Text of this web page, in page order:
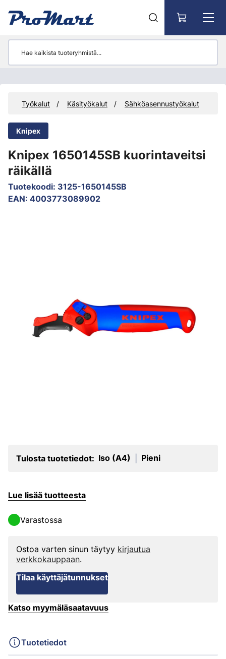
Työkalut Käsityökalut Sähköasennustyökalut
Knipex
Knipex 1650145SB kuorintaveitsi
räikällä
Tuotekoodi: 3125-1650145SB
EAN: 4003773089902
Tulosta tuotetiedot: Iso (A4) Pieni
Lue lisää tuotteesta
Varastossa
Ostoa varten sinun täytyy kirjautua
verkkokauppaan.
Tilaa käyttäjätunnukset
Katso myymäläsaatavuus
Tuotetiedot